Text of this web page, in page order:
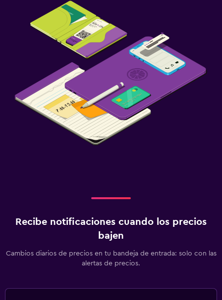
Recibe notificaciones cuando los precios
bajen
Cambios diarios de precios en tu bandeja de entrada: solo con las
alertas de precios.